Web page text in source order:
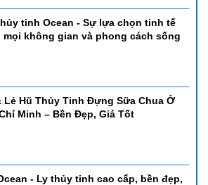
tinh Ocean - Sự lựa chọn tinh tế
mọi không gian và phong cách sống
Lẻ Hũ Thủy Tinh Đựng Sữa Chua Ở
Minh – Bền Đẹp, Giá Tốt
- Ly thủy tinh cao cấp, bền đẹp,